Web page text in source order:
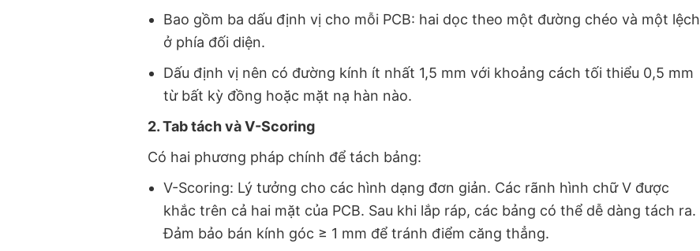
Bao gồm ba dấu định vị cho mỗi PCB: hai dọc theo một đường chéo và một lệch
ở phía đối diện.
Dấu định vị nên có đường kính ít nhất 1,5 mm với khoảng cách tối thiểu 0,5 mm
từ bất kỳ đồng hoặc mặt nạ hàn nào.
2. Tab tách và V-Scoring
Có hai phương pháp chính để tách bảng:
V-Scoring: Lý tưởng cho các hình dạng đơn giản. Các rãnh hình chữ V được
khắc trên cả hai mặt của PCB. Sau khi lắp ráp, các bảng có thể dễ dàng tách ra.
Đảm bảo bán kính góc ≥ 1 mm để tránh điểm căng thẳng.